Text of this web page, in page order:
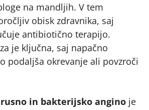
na mandljih. V tem
obisk zdravnika, saj
antibiotično terapijo.
je ključna, saj napačno
podaljša okrevanje ali povzroči
in bakterijsko angino je